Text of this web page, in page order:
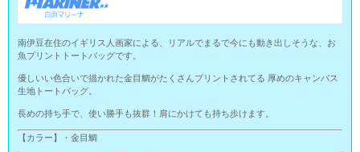
南伊豆在住のイギリス人画家による、リアルでまるで今にも動き出しそうな、お
魚プリントトートバッグです。
優しいい色合いで描かれた金目鯛がたくさんプリントされてる 厚めのキャンバス
生地トートバッグ。
長めの持ち手で、使い勝手も抜群！肩にかけても持ち歩けます。
【カラー】・金目鯛